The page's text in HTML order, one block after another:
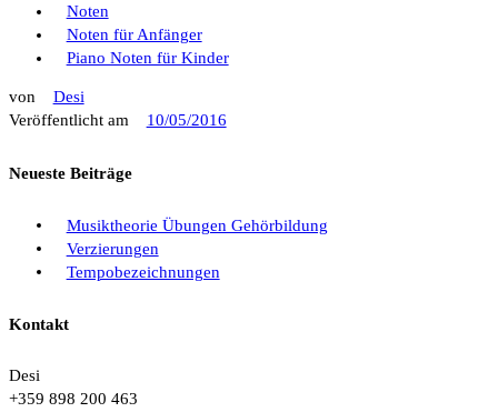
Noten
Noten für Anfänger
Piano Noten für Kinder
von
Desi
Veröffentlicht am
10/05/2016
Neueste Beiträge
Musiktheorie Übungen Gehörbildung
Verzierungen
Tempobezeichnungen
Kontakt
Desi
+359 898 200 463